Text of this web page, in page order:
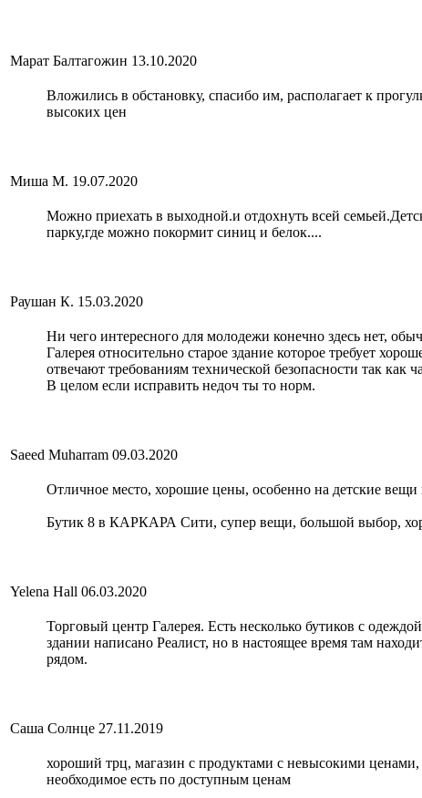
Марат Балтагожин 13.10.2020
Вложились в обстановку, спасибо им, располагает к
высоких цен
Миша М. 19.07.2020
Можно приехать в выходной.и отдохнуть всей
парку,где можно покормит синиц и белок....
Раушан К. 15.03.2020
Ни чего интересного для молодежи конечно здесь нет,
Галерея относительно старое здание которое требует
отвечают требованиям технической безопасности так как
В целом если исправить недоч ты то норм.
Saeed Muharram 09.03.2020
Отличное место, хорошие цены, особенно на детские вещи
Бутик 8 в КАРКАРА Сити, супер вещи, большой выбор,
Yelena Hall 06.03.2020
Торговый центр Галерея. Есть несколько бутиков с
здании написано Реалист, но в настоящее время там
рядом.
Саша Солнце 27.11.2019
хороший трц, магазин с продуктами с невысокими ценами,
необходимое есть по доступным ценам